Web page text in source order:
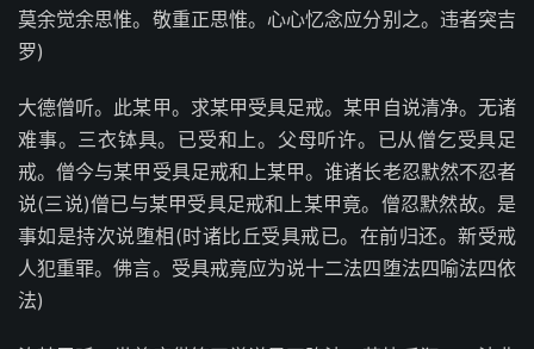
莫余觉余思惟。敬重正思惟。心心忆念应分别之。违者突吉
罗)
大德僧听。此某甲。求某甲受具足戒。某甲自说清净。无诸
难事。三衣钵具。已受和上。父母听许。已从僧乞受具足
戒。僧今与某甲受具足戒和上某甲。谁诸长老忍默然不忍者
说(三说)僧已与某甲受具足戒和上某甲竟。僧忍默然故。是
事如是持次说堕相(时诸比丘受具戒已。在前归还。新受戒
人犯重罪。佛言。受具戒竟应为说十二法四堕法四喻法四依
法)